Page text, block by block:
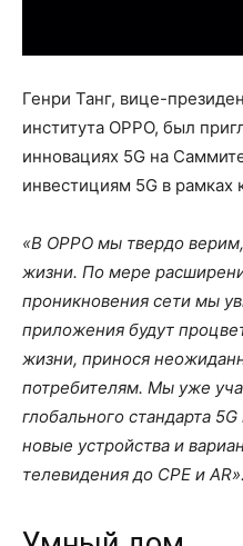
Генри Танг, вице-
института OPPO, был
инновациях 5G на
инвестициям 5G в рамках
«В OPPO мы твердо
жизни. По мере
проникновения сети мы
приложения будут
жизни, принося
потребителям. Мы уже
глобального стандарта
новые устройства и
телевидения до CPE и AR».